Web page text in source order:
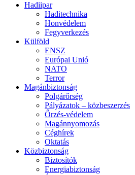
Hadiipar
Haditechnika
Honvédelem
Fegyverkezés
Külföld
ENSZ
Európai Unió
NATO
Terror
Magánbiztonság
Polgárőrség
Pályázatok – közbeszerzés
Őrzés-védelem
Magánnyomozás
Céghírek
Oktatás
Közbiztonság
Biztosítók
Energiabiztonság